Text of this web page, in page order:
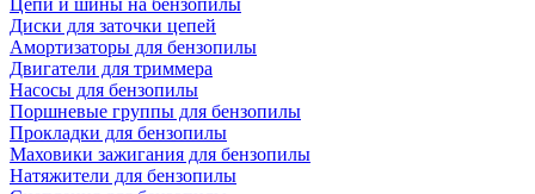
Цепи и шины на бензопилы
Диски для заточки цепей
Амортизаторы для бензопилы
Двигатели для триммера
Насосы для бензопилы
Поршневые группы для бензопилы
Прокладки для бензопилы
Маховики зажигания для бензопилы
Натяжители для бензопилы